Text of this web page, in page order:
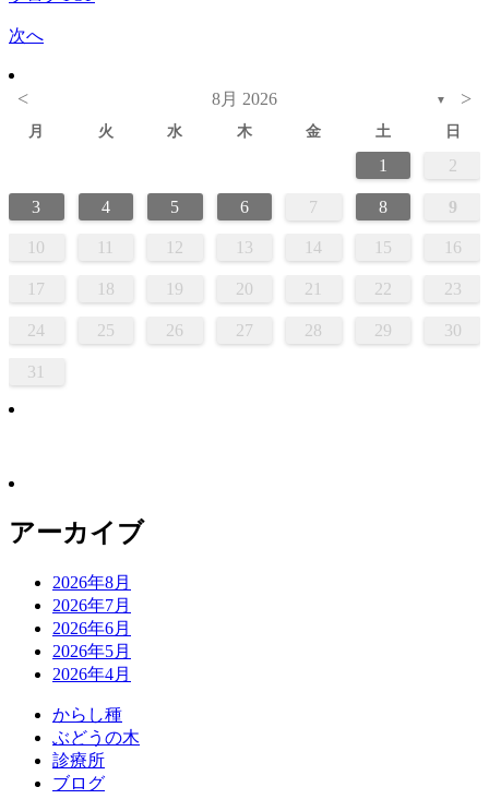
次へ
< 8月 2026 ▼ >
月 火 水 木 金 土 日
1 2
3 4 5 6 7 8 9
10 12 13 14 15 16
17 18 19 20 21 22 23
24 25 26 27 28 29 30
31
アーカイブ
2026年8月
2026年7月
2026年6月
2026年5月
2026年4月
から し種
ぶどう の木
診療所
ブロ グ